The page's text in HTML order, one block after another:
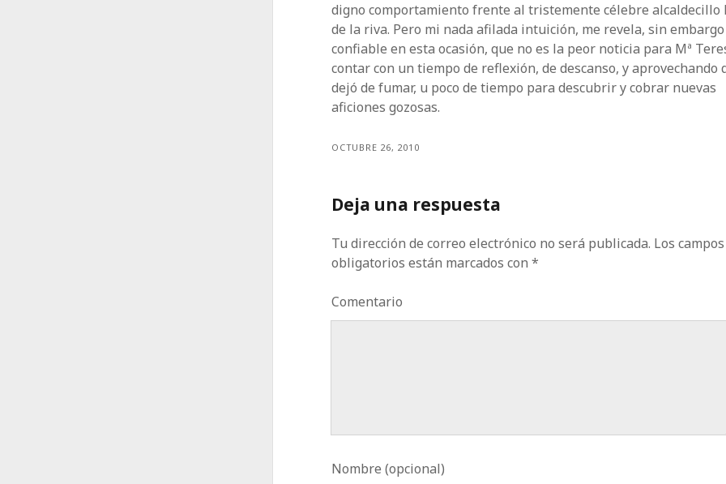
digno comportamiento frente al tristemente célebre alcaldecillo
de la riva. Pero mi nada afilada intuición, me revela, sin embargo
confiable en esta ocasión, que no es la peor noticia para Mª
contar con un tiempo de reflexión, de descanso, y aprovechando
dejó de fumar, u poco de tiempo para descubrir y cobrar nuevas
aficiones gozosas.
OCTUBRE 26, 2010
Deja una respuesta
Tu dirección de correo electrónico no será publicada. Los campos
obligatorios están marcados con*
Comentario
Nombre (opcional)